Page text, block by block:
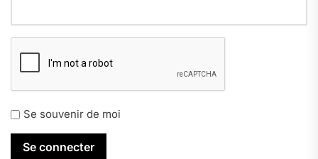
Se souvenir de moi